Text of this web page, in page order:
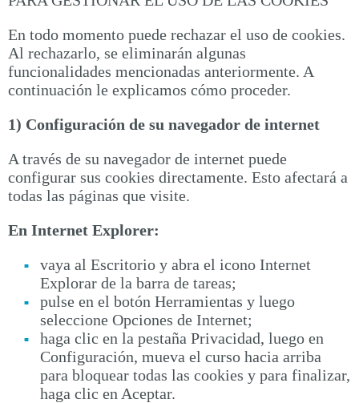
En todo momento puede rechazar el uso de cookies.
Al rechazarlo, se eliminarán algunas
funcionalidades mencionadas anteriormente. A
continuación le explicamos cómo proceder.
1) Configuración de su navegador de internet
A través de su navegador de internet puede
configurar sus cookies directamente. Esto afectará a
todas las páginas que visite.
En Internet Explorer:
vaya al Escritorio y abra el icono Internet
Explorar de la barra de tareas;
pulse en el botón Herramientas y luego
seleccione Opciones de Internet;
haga clic en la pestaña Privacidad, luego en
Configuración, mueva el curso hacia arriba
para bloquear todas las cookies y para finalizar,
haga clic en Aceptar.